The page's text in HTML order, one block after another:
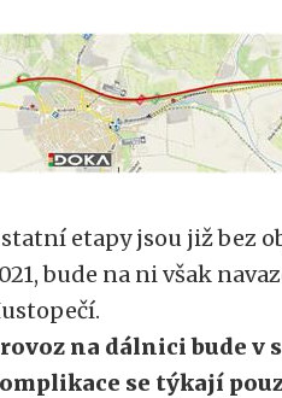
etapy jsou již bez
bude na ni však
na dálnici bude v
se týkají